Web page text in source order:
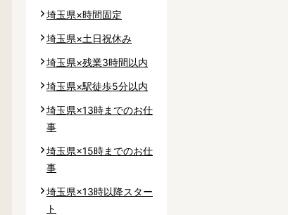
埼玉県×時間固定
埼玉県×土日祝休み
埼玉県×残業3時間以内
埼玉県×駅徒歩5分以内
埼玉県×13時までのお仕
事
埼玉県×15時までのお仕
事
埼玉県×13時以降スター
ト